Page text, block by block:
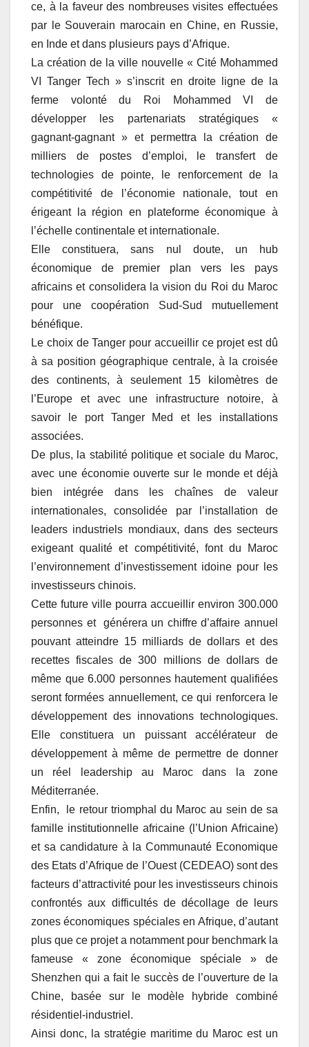
ce, à la faveur des nombreuses visites effectuées
par le Souverain marocain en Chine, en Russie,
en Inde et dans plusieurs pays d’Afrique.
La création de la ville nouvelle « Cité Mohammed
VI Tanger Tech » s’inscrit en droite ligne de la
ferme volonté du Roi Mohammed VI de
développer les partenariats stratégiques «
gagnant-gagnant » et permettra la création de
milliers de postes d’emploi, le transfert de
technologies de pointe, le renforcement de la
compétitivité de l’économie nationale, tout en
érigeant la région en plateforme économique à
l’échelle continentale et internationale.
Elle constituera, sans nul doute, un hub
économique de premier plan vers les pays
africains et consolidera la vision du Roi du Maroc
pour une coopération Sud-Sud mutuellement
bénéfique.
Le choix de Tanger pour accueillir ce projet est dû
à sa position géographique centrale, à la croisée
des continents, à seulement 15 kilomètres de
l’Europe et avec une infrastructure notoire, à
savoir le port Tanger Med et les installations
associées.
De plus, la stabilité politique et sociale du Maroc,
avec une économie ouverte sur le monde et déjà
bien intégrée dans les chaînes de valeur
internationales, consolidée par l’installation de
leaders industriels mondiaux, dans des secteurs
exigeant qualité et compétitivité, font du Maroc
l’environnement d’investissement idoine pour les
investisseurs chinois.
Cette future ville pourra accueillir environ 300.000
personnes et générera un chiffre d’affaire annuel
pouvant atteindre 15 milliards de dollars et des
recettes fiscales de 300 millions de dollars de
même que 6.000 personnes hautement qualifiées
seront formées annuellement, ce qui renforcera le
développement des innovations technologiques.
Elle constituera un puissant accélérateur de
développement à même de permettre de donner
un réel leadership au Maroc dans la zone
Méditerranée.
Enfin, le retour triomphal du Maroc au sein de sa
famille institutionnelle africaine (l’Union Africaine)
et sa candidature à la Communauté Economique
des Etats d’Afrique de l’Ouest (CEDEAO) sont des
facteurs d’attractivité pour les investisseurs chinois
confrontés aux difficultés de décollage de leurs
zones économiques spéciales en Afrique, d’autant
plus que ce projet a notamment pour benchmark la
fameuse « zone économique spéciale » de
Shenzhen qui a fait le succès de l’ouverture de la
Chine, basée sur le modèle hybride combiné
résidentiel-industriel.
Ainsi donc, la stratégie maritime du Maroc est un